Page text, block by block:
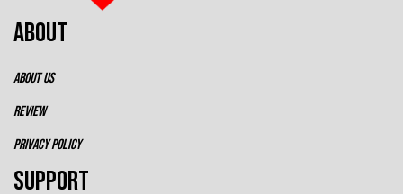
ABOUT
ABOUT US
REVIEW
PRIVACY POLICY
SUPPORT